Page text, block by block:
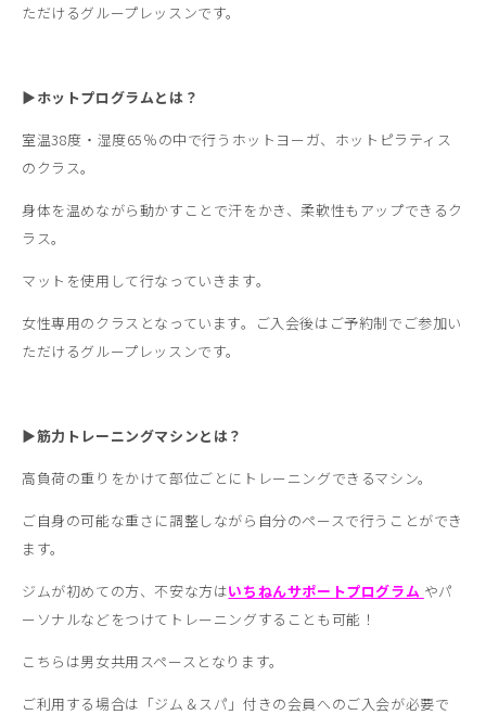
ただけるグループレッスンです。
▶ホットプログラムとは？
室温38度・湿度65％の中で行うホットヨーガ、ホットピラティス
のクラス。
身体を温めながら動かすことで汗をかき、柔軟性もアップできるク
ラス。
マットを使用して行なっていきます。
女性専用のクラスとなっています。ご入会後はご予約制でご参加い
ただけるグループレッスンです。
▶筋力トレーニングマシンとは？
高負荷の重りをかけて部位ごとにトレーニングできるマシン。
ご自身の可能な重さに調整しながら自分のペースで行うことができ
ます。
ジムが初めての方、不安な方はいちねんサポートプログラム やパ
ーソナルなどをつけてトレーニングすることも可能！
こちらは男女共用スペースとなります。
ご利用する場合は「ジム＆スパ」付きの会員へのご入会が必要で